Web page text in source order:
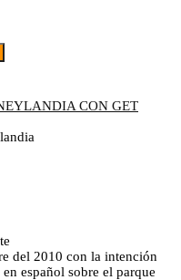
del 2010 con la intención
español sobre el parque